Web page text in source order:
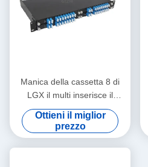
Manica della cassetta 8 di
LGX il multi inserisce il
modulo di CWDM Mux
Demux
Ottieni il miglior
prezzo